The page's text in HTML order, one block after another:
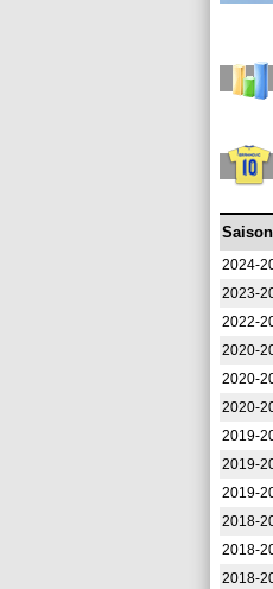
Saison
2024-
2023-
2022-
2020-
2020-
2020-
2019-
2019-
2019-
2018-
2018-
2018-